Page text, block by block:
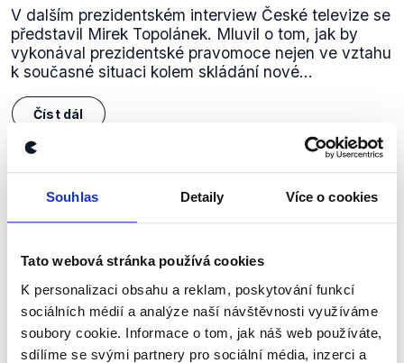
Souhlas Detaily Více o cookies
Tato webová stránka používá cookies
K personalizaci obsahu a reklam, poskytování funkcí
sociálních médií a analýze naší návštěvnosti využíváme
soubory cookie. Informace o tom, jak náš web používáte,
sdílíme se svými partnery pro sociální média, inzerci a
V dalším prezidentském interview České televize se
představil Mirek Topolánek. Mluvil o tom, jak by
vykonával prezidentské pravomoce nejen ve vztahu
k současné situaci kolem skládání nové...
Číst dál
Zůstaňme v kontaktu
newsletteru nebowhatsappového
kanálu, kde pravidelně přinášíme
shrnutí nejzajímavějších článků a analýz.
Začněte nás odebírat, a mějte tak